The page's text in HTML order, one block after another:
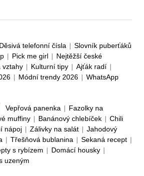
Děsivá telefonní čísla | Slovník puberťáků
| Pick me girl | Nejtěžší české
vztahy | Kulturní tipy | Ajťák radí |
| Módní trendy 2026 | WhatsApp
Vepřová panenka | Fazolky na
muffiny | Banánový chlebíček | Chili
nápoj | Zálivky na salát | Jahodový
| Třešňová bublanina | Sekaná recept |
s rybízem | Domácí housky |
uzeným